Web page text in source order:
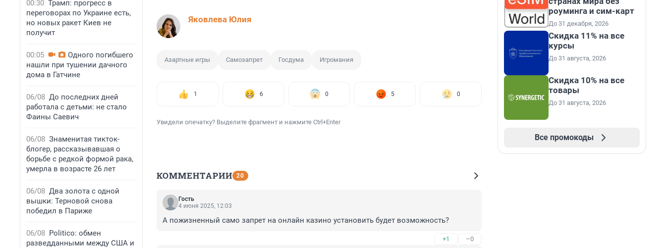
00:30 Трамп: прогресс в
переговорах по Украине есть,
но новых ракет Киев не
получит
00:05
Одного погибшего
нашли при тушении дачного
дома в Гатчине
06/08 До последних дней
работала с детьми: не стало
Фаины Саевич
06/08 Знаменитая тикток-
блогер, рассказывавшая о
борьбе с редкой формой рака,
умерла в возрасте 26 лет
06/08 Два золота с одной
вышки: Терновой снова
победил в Париже
06/08 Politico: обмен
разведданными между США и
Яковлева Юлия
Азартные игры Самозапрет Госдума Игромания
1 6 0 5 0
Увидели опечатку? Выделите фрагмент и нажмите Ctrl+Enter
КОММЕНТАРИИ 20
Гость
4 июня 2025, 12:03
А пожизненный само запрет на онлайн казино установить будет возможность?
+1 –0
роуминга и сим-карт
До 31 декабря, 2026
Скидка 11% на все
курсы
До 31 августа, 2026
Скидка 10% на все
товары
До 31 августа, 2026
Все промокоды